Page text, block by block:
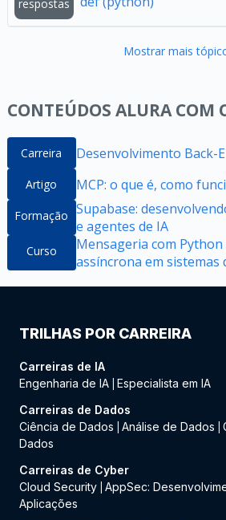
respostas
Mostrar mais
CONTEÚDOS ALURA COM
Carreira Desenvolvimento Back-
Artigo MCP: o que é, como
Formação Supabase:
e agentes de IA
Curso
Mensageria com
assíncrona em sistemas
TRILHAS POR CARREIRA
Carreiras de IA
Engenharia de IA Especialista em IA
Carreiras de Dados
Ciência de Dados
Análise de Dados
Dados
Carreiras de Cyber
Cloud Security AppSec:
Aplicações